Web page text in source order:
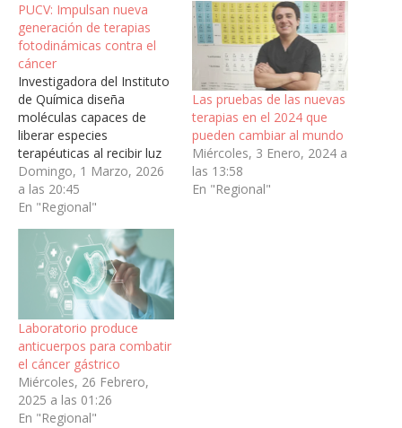
PUCV: Impulsan nueva
generación de terapias
fotodinámicas contra el
cáncer
Investigadora del Instituto
de Química diseña
moléculas capaces de
liberar especies
terapéuticas al recibir luz
visible, abriendo paso a
tratamientos más precisos
y con menos efectos
secundarios en el
combate a esta
enfermedad.Una nueva
contribución al
tratamiento del cáncer
está desarrollando la
PUCV, a través de la
innovación en la…
Domingo, 1 Marzo, 2026
a las 20:45
En "Regional"
Las pruebas de las nuevas
terapias en el 2024 que
pueden cambiar al mundo
Miércoles, 3 Enero, 2024 a
las 13:58
En "Regional"
Laboratorio produce
anticuerpos para combatir
el cáncer gástrico
Miércoles, 26 Febrero,
2025 a las 01:26
En "Regional"